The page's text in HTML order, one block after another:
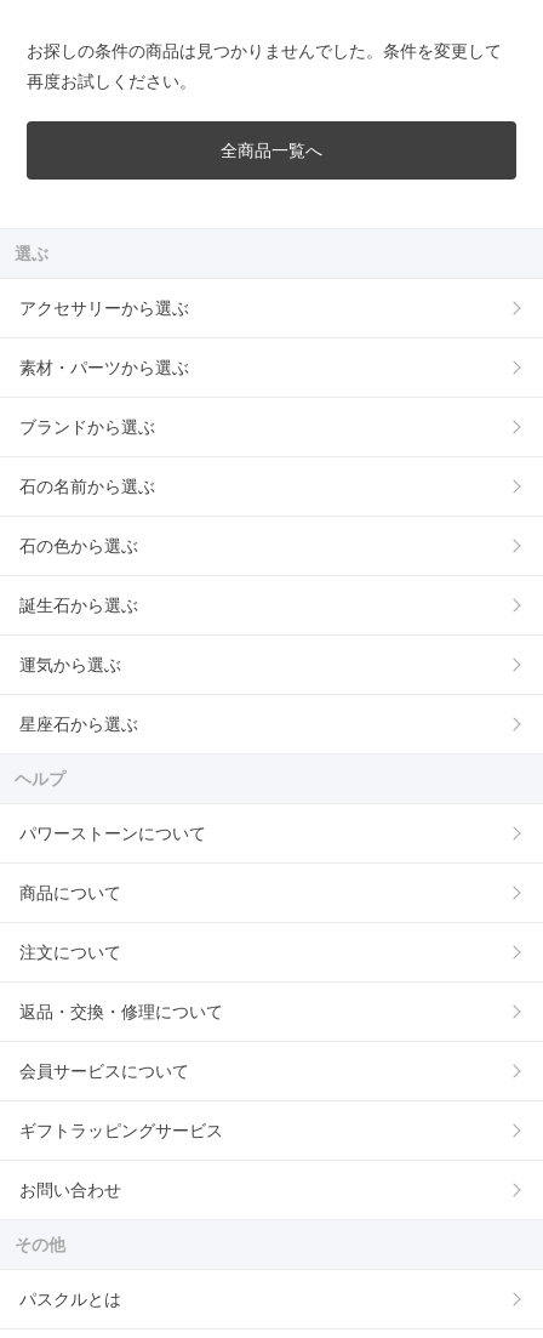
お探しの条件の商品は見つかりませんでした。条件を変更して
再度お試しください。
全商品一覧へ
選ぶ
アクセサリーから選ぶ
素材・パーツから選ぶ
ブランドから選ぶ
石の名前から選ぶ
石の色から選ぶ
誕生石から選ぶ
運気から選ぶ
星座石から選ぶ
ヘルプ
パワーストーンについて
商品について
注文について
返品・交換・修理について
会員サービスについて
ギフトラッピングサービス
お問い合わせ
その他
パスクルとは